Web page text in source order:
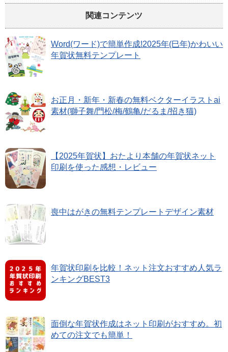
関連コンテンツ
Word(ワード)で簡単作成!2025年(巳年)かわいい
年賀状無料テンプレート
お正月・新年・新春の無料ベクターイラストai
素材(獅子舞/門松/梅/鶴亀/だるま/招き猫)
【2025年賀状】おたより本舗の年賀状ネット
印刷を使った感想・レビュー
喪中はがきの無料テンプレートデザイン素材
年賀状印刷を比較！ネット注文おすすめ人気ラ
ンキングBEST3
面倒な年賀状作成はネット印刷がおすすめ。初
めての注文でも簡単！